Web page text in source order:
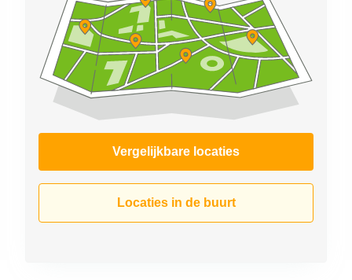
Hengelo
Bedrijfsruimte
Huren in
Nijmegen
Vergelijkbare locaties
Locaties in de buurt